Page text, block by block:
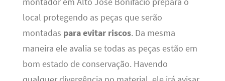
local protegendo as peças que serão
montadas para evitar riscos. Da mesma
maneira ele avalia se todas as peças estão em
bom estado de conservação. Havendo